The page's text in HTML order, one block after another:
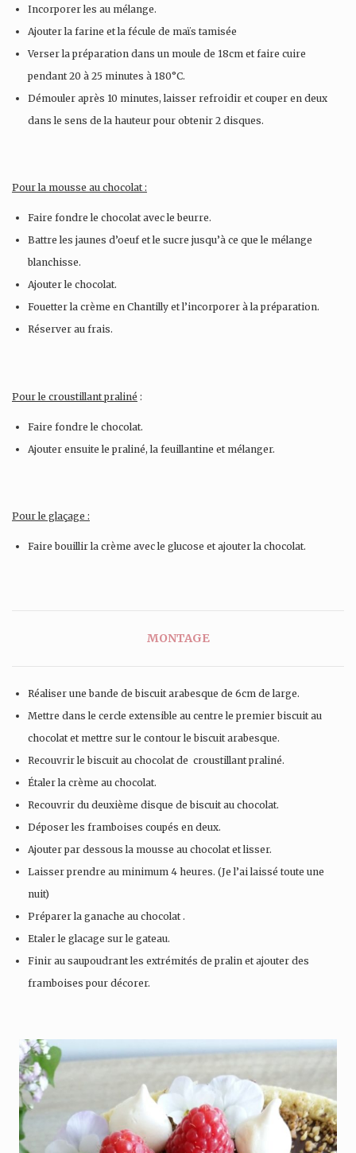
Incorporer les au mélange.
Ajouter la farine et la fécule de maïs tamisée
Verser la préparation dans un moule de 18cm et faire cuire
pendant 20 à 25 minutes à 180°C.
Démouler après 10 minutes, laisser refroidir et couper en deux
dans le sens de la hauteur pour obtenir 2 disques.
Pour la mousse au chocolat :
Faire fondre le chocolat avec le beurre.
Battre les jaunes d’oeuf et le sucre jusqu’à ce que le mélange
blanchisse.
Ajouter le chocolat.
Fouetter la crème en Chantilly et l’incorporer à la préparation.
Réserver au frais.
Pour le croustillant praliné :
Faire fondre le chocolat.
Ajouter ensuite le praliné, la feuillantine et mélanger.
Pour le glaçage :
Faire bouillir la crème avec le glucose et ajouter la chocolat.
MONTAGE
Réaliser une bande de biscuit arabesque de 6cm de large.
Mettre dans le cercle extensible au centre le premier biscuit au
chocolat et mettre sur le contour le biscuit arabesque.
Recouvrir le biscuit au chocolat de croustillant praliné.
Étaler la crème au chocolat.
Recouvrir du deuxième disque de biscuit au chocolat.
Déposer les framboises coupés en deux.
Ajouter par dessous la mousse au chocolat et lisser.
Laisser prendre au minimum 4 heures. (Je l’ai laissé toute une
nuit)
Préparer la ganache au chocolat .
Etaler le glacage sur le gateau.
Finir au saupoudrant les extrémités de pralin et ajouter des
framboises pour décorer.